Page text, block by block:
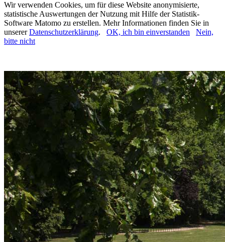
Wir verwenden Cookies, um für diese Website anonymisierte,
statistische Auswertungen der Nutzung mit Hilfe der Statistik-
Software Matomo zu erstellen. Mehr Informationen finden Sie in
unsererDatenschutzerklärung. OK, ich bin einverstanden
Nein,
bitte nicht